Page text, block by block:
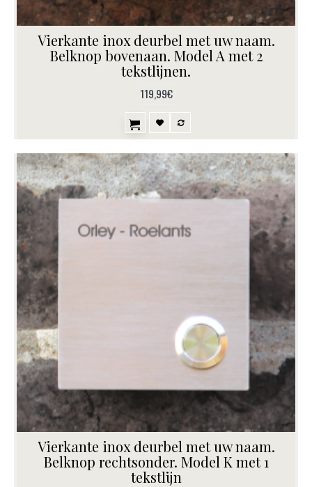
Vierkante inox deurbel met uw naam.
Belknop bovenaan. Model A met 2
tekstlijnen.
119,99€
Vierkante inox deurbel met uw naam.
Belknop rechtsonder. Model K met 1
tekstlijn